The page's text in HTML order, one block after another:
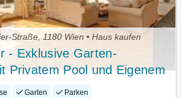
Straße, 1180 Wien • Haus kaufen
- Exklusive Garten-
Privatem Pool und Eigenem
Garten Parken